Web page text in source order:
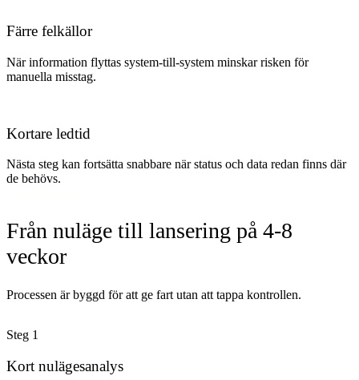
Färre felkällor
När information flyttas system-till-system minskar risken för
manuella misstag.
Kortare ledtid
Nästa steg kan fortsätta snabbare när status och data redan finns där
de behövs.
Från nuläge till lansering på 4-8
veckor
Processen är byggd för att ge fart utan att tappa kontrollen.
Steg 1
Kort nulägesanalys